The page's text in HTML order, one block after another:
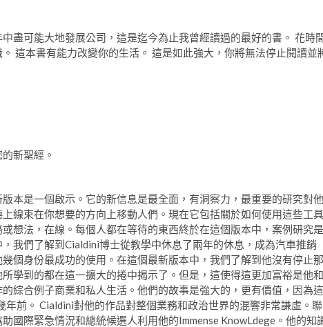
盡可能大地發展公司，這是迄今為止我曾經讀過的最好的書。 花時
這本書有能力改變你的生活。 這是如此強大，你將無法停止閱讀並
新聖經。
本是一個啟示。它的新信息是最全面，有洞察力，最重要的研究對他
線束在你想要的方向上移動人們。現在它包括關於如何使用這些工具
想法，在線。每個人都在等待的東西終於在這個版本中，案例研究是
我們了解到Cialdini博士從教學中休息了兩年的休息，成為汽車推銷
個身份最成功的使用。在這個最新版本中，我們了解到他沒有停止那
學到的都在這一擴大的捲中揭示了。但是，這使得這更加富裕是他和
綜合例子商業和私人生活。他們的故事是強大的，更有價值，因為這
前。 Cialdini對他的作品對整個業務和政治世界的混響非常謙虛。聯
國際緊急情況和總統候選人利用他的Immense KnowLdege。他的知